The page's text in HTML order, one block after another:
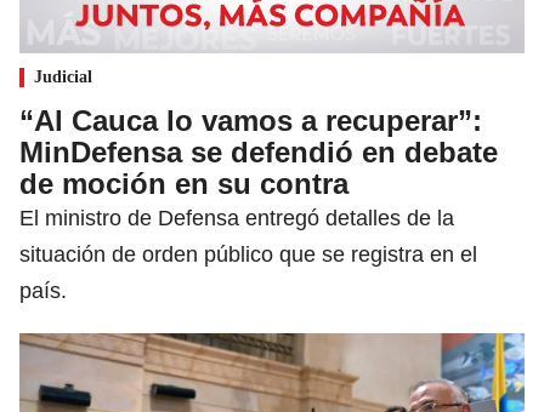
Judicial
“Al Cauca lo vamos a recuperar”:
MinDefensa se defendió en debate
de moción en su contra
El ministro de Defensa entregó detalles de la
situación de orden público que se registra en el
país.